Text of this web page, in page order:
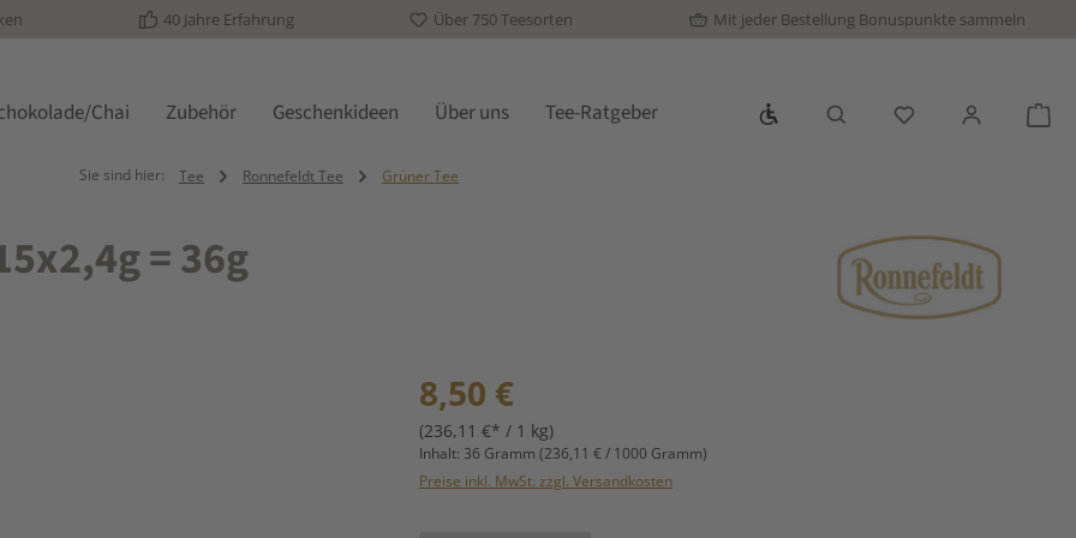
40 Jahre Erfahrung Über 750 Teesorten Mit jeder Bestellung Bonuspunkte sammeln
Chai Zubehör Geschenkideen Über uns Tee-Ratgeber Werkzeugleiste anzeigen
Du hast 0
Sie sind hier: Tee Ronnefeldt Tee Grüner Tee
= 36g
Regulärer Preis:
8,50 €
(236,11 €* / 1 kg)
Inhalt: 36 Gramm (236,11 € / 1000 Gramm)
Preise inkl. MwSt. zzgl. Versandkosten